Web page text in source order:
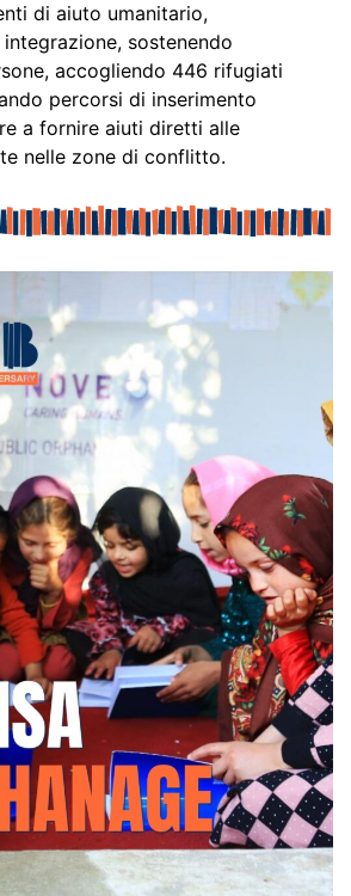
di aiuto umanitario,
sostenendo
accogliendo 446 rifugiati
percorsi di inserimento
a fornire aiuti diretti alle
nelle zone di conflitto.